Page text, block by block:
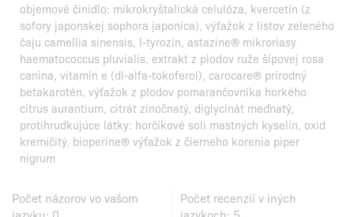
objemové činidlo: mikrokryštalická celulóza, kvercetín (z
sofory japonskej sophora japonica), výťažok z listov zeleného
čaju camellia sinensis, l-tyrozín, astazine® mikroriasy
haematococcus pluvialis, extrakt z plodov ruže šípovej rosa
canina, vitamín e (dl-alfa-tokoferol), carocare® prírodný
betakarotén, výťažok z plodov pomarančovníka horkého
citrus aurantium, citrát zinočnatý, diglycinát meďnatý,
protihrudkujúce látky: horčíkové soli mastných kyselín, oxid
kremičitý, bioperine® výťažok z čierneho korenia piper
nigrum
Počet názorov vo vašom
Počet recenzií v iných